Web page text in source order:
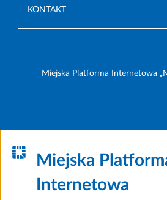
KONTAKT
Miejska Platforma Internetowa
Miejska
Internetowa